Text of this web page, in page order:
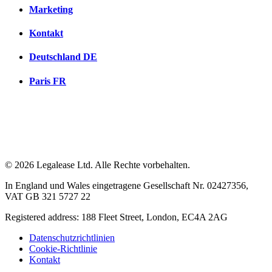
Marketing
Kontakt
Deutschland DE
Paris FR
© 2026 Legalease Ltd. Alle Rechte vorbehalten.
In England und Wales eingetragene Gesellschaft Nr. 02427356,
VAT GB 321 5727 22
Registered address: 188 Fleet Street, London, EC4A 2AG
Datenschutzrichtlinien
Cookie-Richtlinie
Kontakt